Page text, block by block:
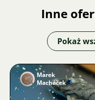
Inne
Pokaż
Marek
Macháček